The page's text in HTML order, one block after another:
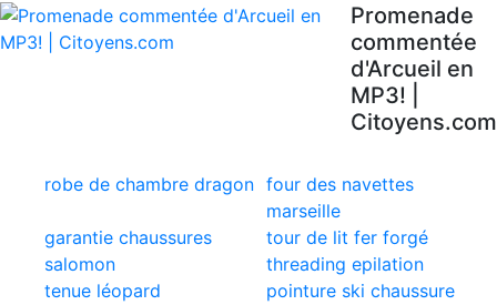
Promenade
commentée
d'Arcueil en
MP3! |
Citoyens.com
robe de chambre dragon four des navettes
marseille
garantie chaussures
salomon
tour de lit fer forgé
threading epilation
tenue léopard
pointure ski chaussure